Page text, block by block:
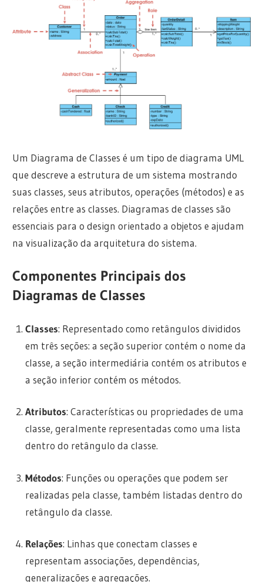
Um Diagrama de Classes é um tipo de diagrama UML
que descreve a estrutura de um sistema mostrando
suas classes, seus atributos, operações (métodos) e as
relações entre as classes. Diagramas de classes são
essenciais para o design orientado a objetos e ajudam
na visualização da arquitetura do sistema.
Componentes Principais dos
Diagramas de Classes
Classes: Representado como retângulos divididos
em três seções: a seção superior contém o nome da
classe, a seção intermediária contém os atributos e
a seção inferior contém os métodos.
Atributos: Características ou propriedades de uma
classe, geralmente representadas como uma lista
dentro do retângulo da classe.
Métodos: Funções ou operações que podem ser
realizadas pela classe, também listadas dentro do
retângulo da classe.
Relações: Linhas que conectam classes e
representam associações, dependências,
generalizações e agregações.